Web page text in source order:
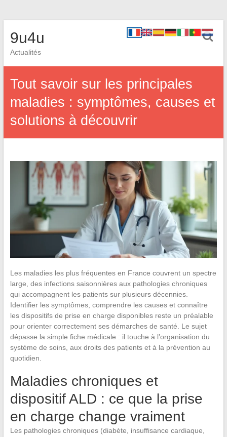
9u4u
Actualités
Tout savoir sur les principales
maladies : symptômes, causes et
solutions à découvrir
Les maladies les plus fréquentes en France couvrent un spectre
large, des infections saisonnières aux pathologies chroniques
qui accompagnent les patients sur plusieurs décennies.
Identifier les symptômes, comprendre les causes et connaître
les dispositifs de prise en charge disponibles reste un préalable
pour orienter correctement ses démarches de santé. Le sujet
dépasse la simple fiche médicale : il touche à l’organisation du
système de soins, aux droits des patients et à la prévention au
quotidien.
Maladies chroniques et
dispositif ALD : ce que la prise
en charge change vraiment
Les pathologies chroniques (diabète, insuffisance cardiaque,